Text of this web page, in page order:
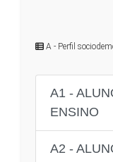
A - Perfil
A1 -
ENSINO
A2 -